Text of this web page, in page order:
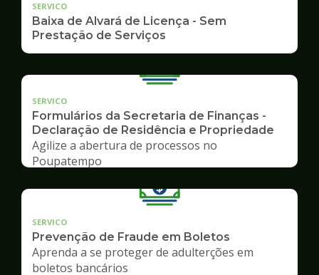
SERVICO
Baixa de Alvará de Licença - Sem
Prestação de Serviços
SERVICO
Formulários da Secretaria de Finanças -
Declaração de Residência e Propriedade
Agilize a abertura de processos no
Poupatempo
SERVICO
Prevenção de Fraude em Boletos
Aprenda a se proteger de adulterções em
boletos bancários